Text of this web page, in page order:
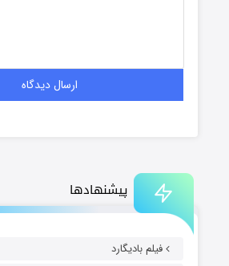
پیشنهادها
فیلم بادیگارد